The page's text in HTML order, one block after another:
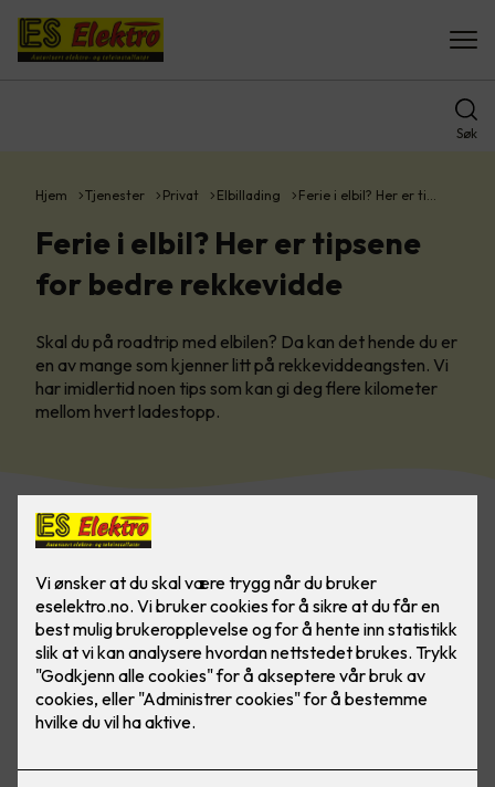
Søk
Hjem Tjenester Privat Elbillading Ferie i elbil? Her er ti…
Ferie i elbil? Her er tipsene
for bedre rekkevidde
Skal du på roadtrip med elbilen? Da kan det hende du er
en av mange som kjenner litt på rekkeviddeangsten. Vi
har imidlertid noen tips som kan gi deg flere kilometer
mellom hvert ladestopp.